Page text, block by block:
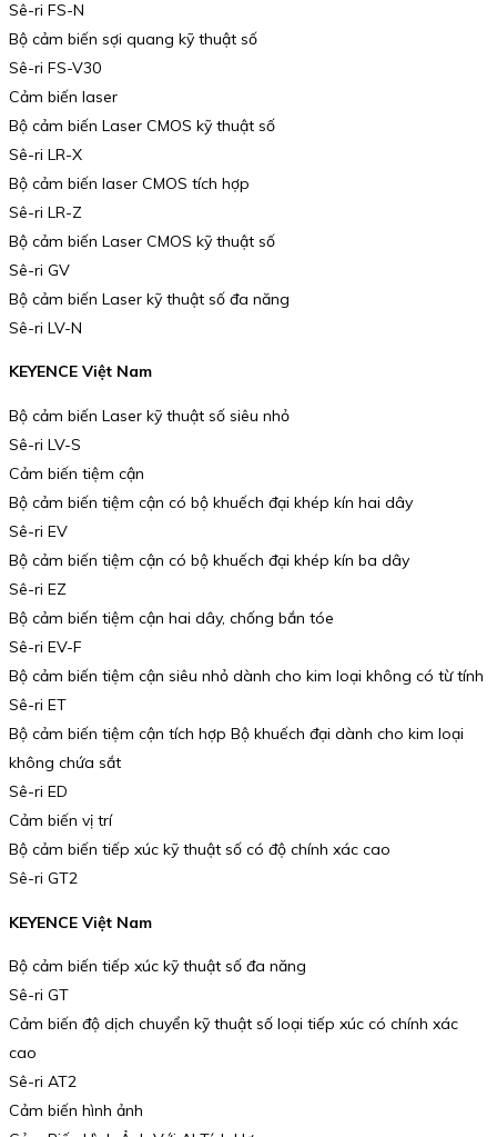
Sê-ri FS-N
Bộ cảm biến sợi quang kỹ thuật số
Sê-ri FS-V30
Cảm biến laser
Bộ cảm biến Laser CMOS kỹ thuật số
Sê-ri LR-X
Bộ cảm biến laser CMOS tích hợp
Sê-ri LR-Z
Bộ cảm biến Laser CMOS kỹ thuật số
Sê-ri GV
Bộ cảm biến Laser kỹ thuật số đa năng
Sê-ri LV-N
KEYENCE Việt Nam
Bộ cảm biến Laser kỹ thuật số siêu nhỏ
Sê-ri LV-S
Cảm biến tiệm cận
Bộ cảm biến tiệm cận có bộ khuếch đại khép kín hai dây
Sê-ri EV
Bộ cảm biến tiệm cận có bộ khuếch đại khép kín ba dây
Sê-ri EZ
Bộ cảm biến tiệm cận hai dây, chống bắn tóe
Sê-ri EV-F
Bộ cảm biến tiệm cận siêu nhỏ dành cho kim loại không có từ tính
Sê-ri ET
Bộ cảm biến tiệm cận tích hợp Bộ khuếch đại dành cho kim loại
không chứa sắt
Sê-ri ED
Cảm biến vị trí
Bộ cảm biến tiếp xúc kỹ thuật số có độ chính xác cao
Sê-ri GT2
KEYENCE Việt Nam
Bộ cảm biến tiếp xúc kỹ thuật số đa năng
Sê-ri GT
Cảm biến độ dịch chuyển kỹ thuật số loại tiếp xúc có chính xác
cao
Sê-ri AT2
Cảm biến hình ảnh